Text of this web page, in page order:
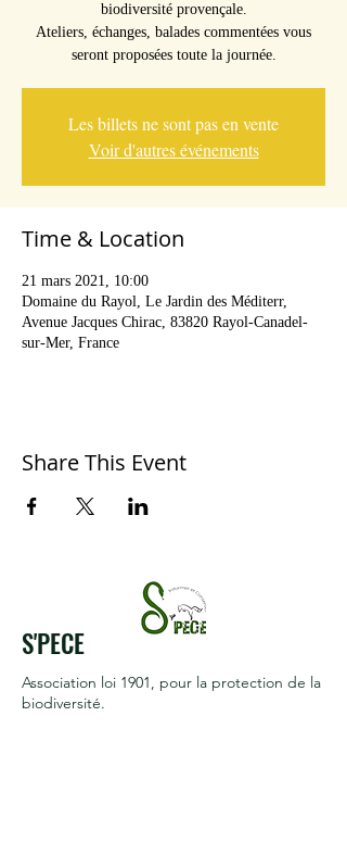
biodiversité provençale.
Ateliers, échanges, balades commentées vous
seront proposées toute la journée.
Les billets ne sont pas en vente
Voir d'autres événements
Time & Location
21 mars 2021, 10:00
Domaine du Rayol, Le Jardin des Méditerr,
Avenue Jacques Chirac, 83820 Rayol-Canadel-
sur-Mer, France
Share This Event
S'PECE
Association loi 1901, pour la protection de la
biodiversité.